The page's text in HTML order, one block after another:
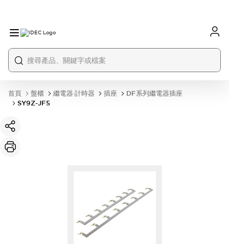
首頁 盤櫃 繼電器·計時器 插座
DF系列繼電器插座
SY9Z-JF5